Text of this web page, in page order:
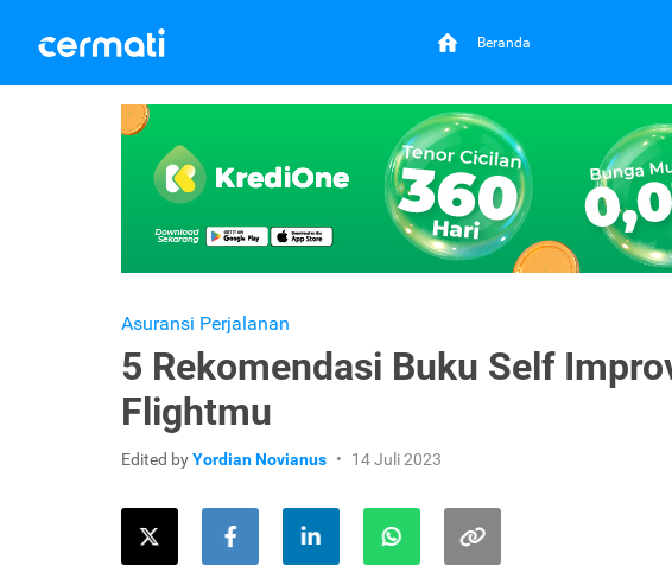
Beranda
Asuransi Perjalanan
5 Rekomendasi Buku Self
Flightmu
Edited byYordian Novianus 14 Juli 2023